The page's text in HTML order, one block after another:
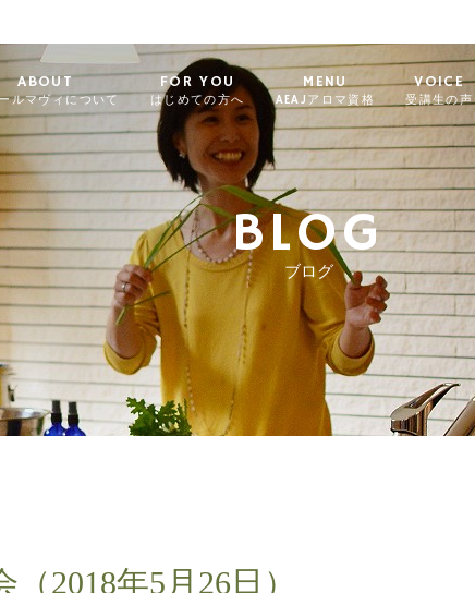
ABOUT
ルマヴィについて
FOR YOU
はじめての方へ
MENU
AEAJアロマ資格
VOICE
受講生の声
BLOG
ブログ
2018年5月26日）